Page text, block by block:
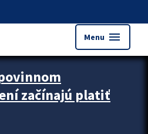
Menu menu
začínajú platiť